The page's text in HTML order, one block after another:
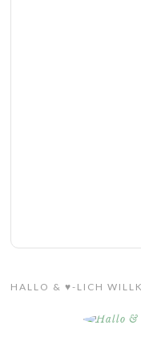
HALLO & ♥-LICH